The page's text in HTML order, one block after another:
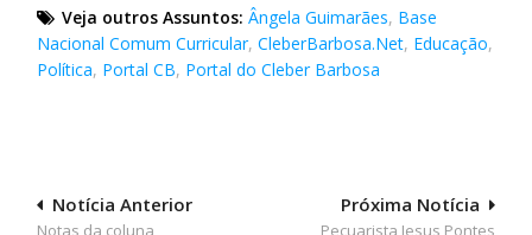
Veja outros Assuntos: Ângela Guimarães, Base
Nacional Comum Curricular,CleberBarbosa.Net, Educação,
Política, Portal CB, Portal do Cleber Barbosa
Navegação
Próxima Notícia
Pecuarista Jesus Pontes
Notícia Anterior
Notas da coluna